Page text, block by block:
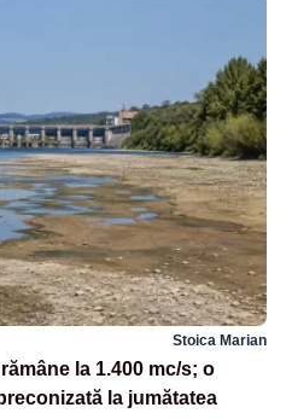
Stoica Marian
la 1.400 mc/s; o
la jumătatea